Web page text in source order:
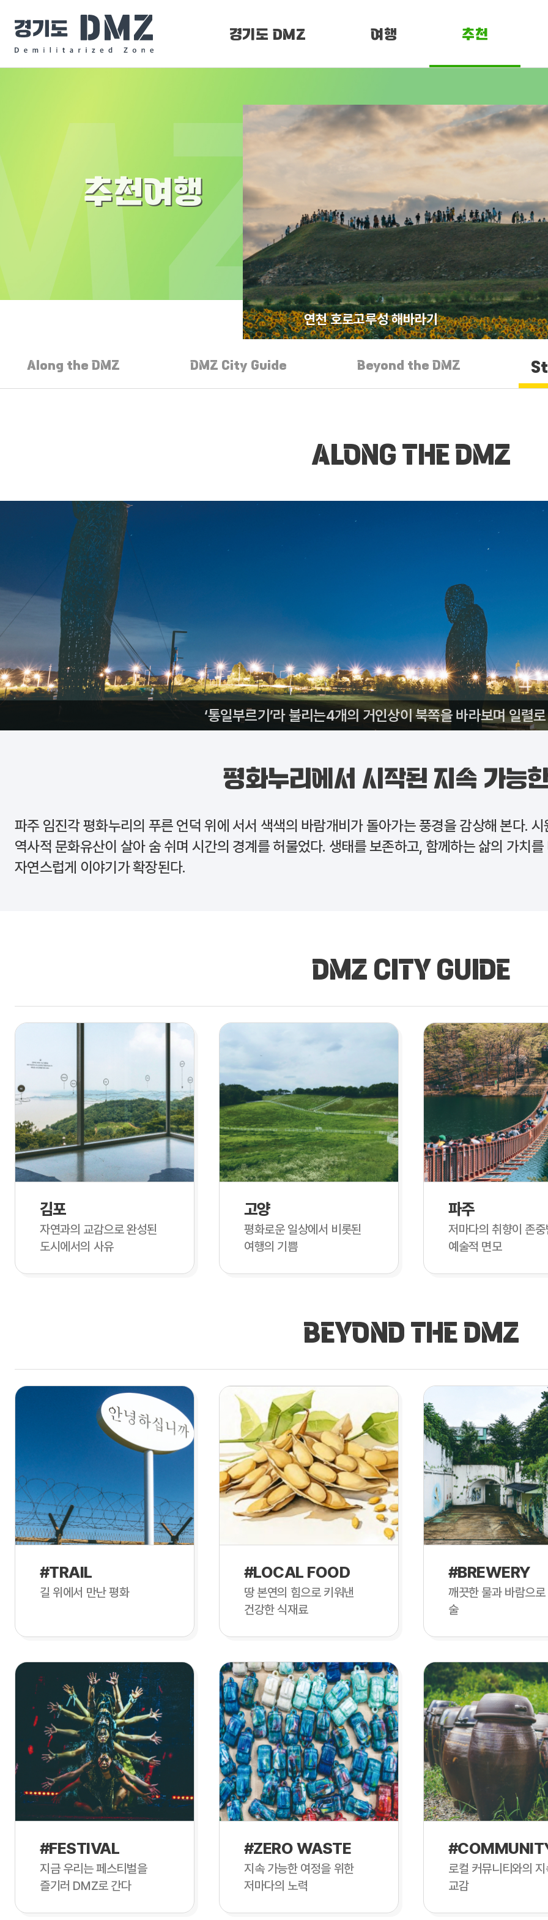
경기도 DMZ
DMZ OPEN 페스티벌
여행
임진각 평화누리
DMZ 평화누리길
추천
추천여행
연천 호로고루성 해바라기
Along the DMZ DMZ City Guide Beyond the DMZ
ALONG THE DMZ
‘통일부르기’라 불리는4개의 거인상이 북쪽을 바라보며 일렬
평화누리에서 시작된 지속 가능
파주 임진각 평화누리 의 푸른 언덕 위에 서서 색색의 바람개비가 돌아가는 풍경을 감상해 본다.
역사적 문화유산이 살아 숨 쉬며 시간의 경계를 허물었다. 생태를 보존하고, 함께하는 삶의 가치
자연스럽게 이야기가 확장된다.
DMZ CITY GUIDE
김포
자연과의 교감으로 완성된
도시에서의 사유
고양
평화로운 일상에서 비롯된
여행의 기쁨
파주
저마다의 취향이 존
예술적 면모
BEYOND THE DMZ
#TRAIL
길 위에서 만난 평화
#LOCAL FOOD
땅 본연의 힘으로 키워낸
건강한 식재료
#BREWERY
깨끗한 물과 바람으
술
#FESTIVAL
지금 우리는 페스티벌을
즐기러 DMZ로 간다
#ZERO WASTE
지속 가능한 여정을 위한
저마다의 노력
로컬 커뮤니티와의
교감